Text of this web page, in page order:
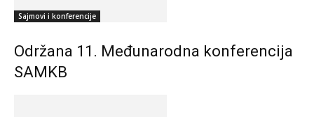
Sajmovi i konferencije
Održana 11. Međunarodna konferencija
SAMKB